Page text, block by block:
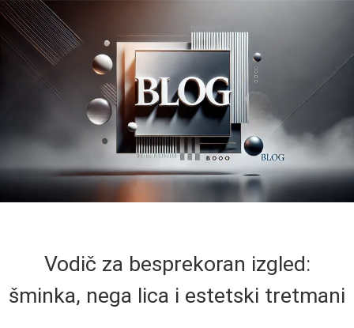
Vodič za besprekoran izgled:
šminka, nega lica i estetski tretmani